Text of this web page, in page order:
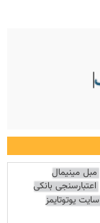
مبل مینیمال
اعتبارسنجی بانکی
سایت یوتوتایمز